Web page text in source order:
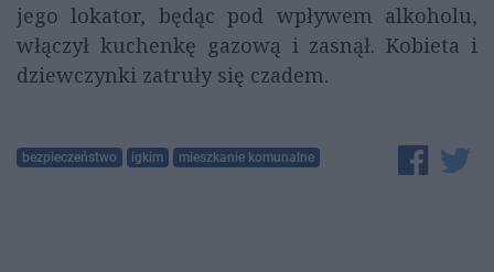
jego lokator, będąc pod wpływem alkoholu,
włączył kuchenkę gazową i zasnął. Kobieta i
dziewczynki zatruły się czadem.
bezpieczeństwo igkim mieszkanie komunalne